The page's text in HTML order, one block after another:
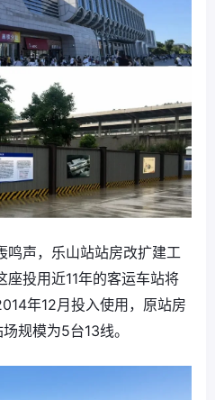
鸣声，乐山站站房改扩建工
投用近11年的客运车站将
年12月投入使用，原站房
规模为5台13线。